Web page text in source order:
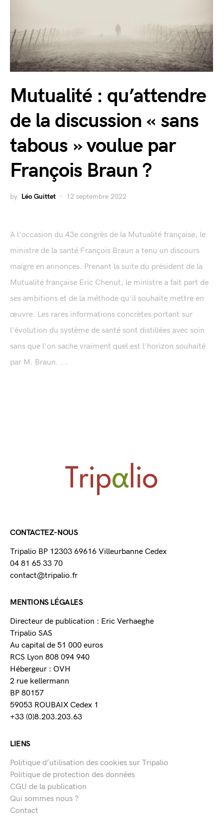
Mutualité : qu’attendre
de la discussion « sans
tabous » voulue par
François Braun ?
by Léo Guittet 12 septembre 2022
A l'occasion du 43e congrès de la Mutualité française, le
ministre de la santé François Braun a tenu un discours
maigre en annonces. Prenant la suite du président de la
Mutualité française Eric Chenut, le ministre a fait part de
ses ambitions et de la méthode qu'il souhaite mettre en
œuvre. Les rares informations concrètes portant sur
l'évolution du système de santé sont distillées avec soin
sans que l'on sache vraiment quel est l'horizon souhaité
par M. Braun. ...
CONTACTEZ-NOUS
Tripalio BP 12303 69616 Villeurbanne Cedex
04 81 65 33 70
contact@tripalio.fr
MENTIONS LÉGALES
Directeur de publication : Eric Verhaeghe
Tripalio SAS
Au capital de 51 000 euros
RCS Lyon 808 094 940
Hébergeur : OVH
2 rue kellermann
BP 80157
59053 ROUBAIX Cedex 1
+33 (0)8.203.203.63
LIENS
Politique d’utilisation des cookies sur Tripalio
Politique de protection des données
CGU de la publication
Qui sommes nous ?
Contact